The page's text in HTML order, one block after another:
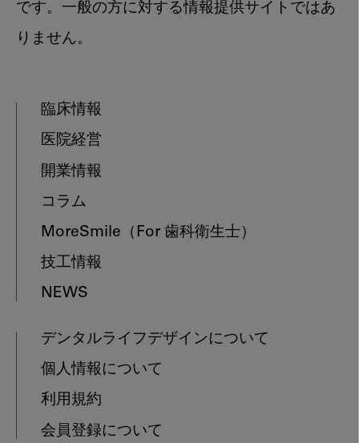
です。一般の方に対する情報提供サイトではあ
りません。
臨床情報
医院経営
開業情報
コラム
MoreSmile （For 歯科衛生士）
技工情報
NEWS
デンタルライフデザインについて
個人情報について
利用規約
会員登録について